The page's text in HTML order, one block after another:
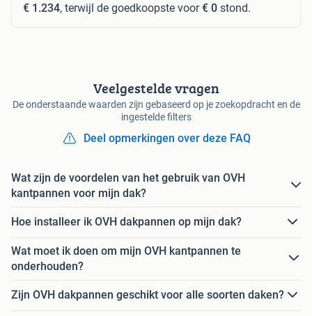
€ 1.234, terwijl de goedkoopste voor€ 0 stond.
Veelgestelde vragen
De onderstaande waarden zijn gebaseerd op je zoekopdracht en de
ingestelde filters
Deel opmerkingen over deze FAQ
Wat zijn de voordelen van het gebruik van OVH
kantpannen voor mijn dak?
Hoe installeer ik OVH dakpannen op mijn dak?
Wat moet ik doen om mijn OVH kantpannen te
onderhouden?
Zijn OVH dakpannen geschikt voor alle soorten daken?